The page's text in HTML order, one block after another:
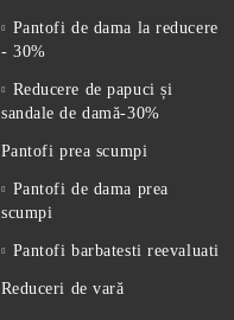
Pantofi de dama la reducere
- 30%
Reducere de papuci și
sandale de damă-30%
Pantofi prea scumpi
Pantofi de dama prea
scumpi
Pantofi barbatesti reevaluati
Reduceri de vară